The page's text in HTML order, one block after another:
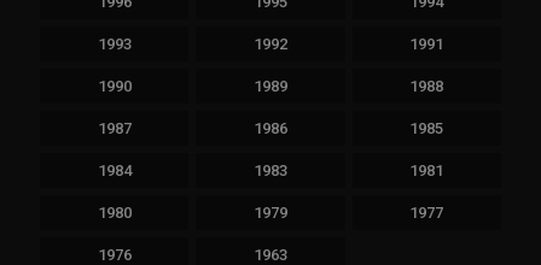
1993 1992 1991
1990 1989 1988
1987 1986 1985
1984 1983 1981
1980 1979 1977
1976 1963